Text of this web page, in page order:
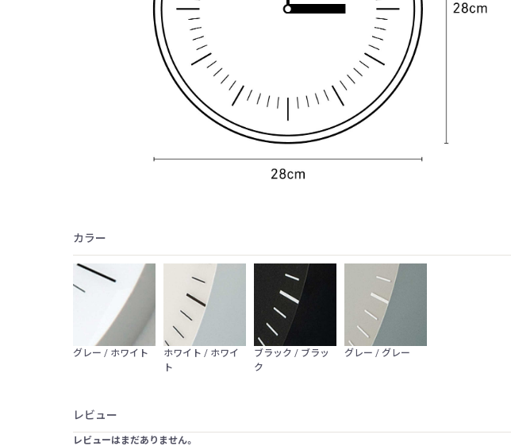
カラー
グレー / ホワイト
ホワイト / ホワイ
ト
ブラック / ブラッ
ク
グレー / グレー
レビュー
レビューはまだありません。